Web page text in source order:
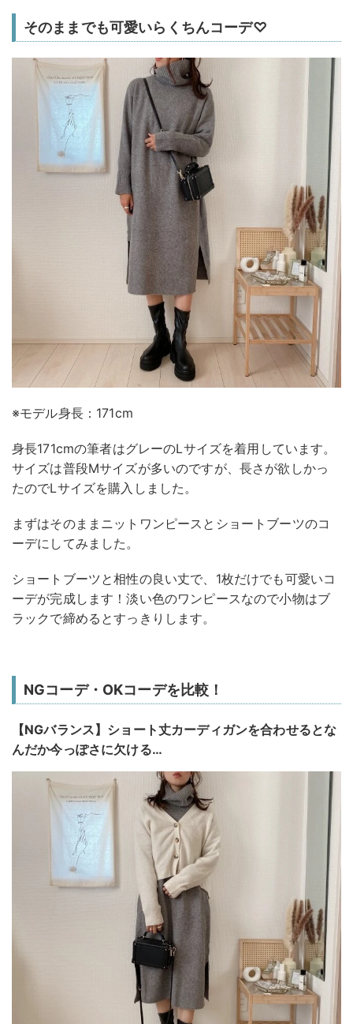
そのままでも可愛いらくちんコーデ♡
※モデル身長：171cm
身長171cmの筆者はグレーのLサイズを着用しています。
サイズは普段Mサイズが多いのですが、長さが欲しかっ
たのでLサイズを購入しました。
まずはそのままニットワンピースとショートブーツのコ
ーデにしてみました。
ショートブーツと相性の良い丈で、1枚だけでも可愛いコ
ーデが完成します！淡い色のワンピースなので小物はブ
ラックで締めるとすっきりします。
NGコーデ・OKコーデを比較！
【NGバランス】ショート丈カーディガンを合わせるとな
んだか今っぽさに欠ける…